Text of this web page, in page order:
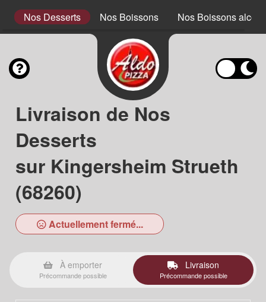
Nos Desserts Nos Boissons Nos Boissons
Livraison de Nos
Desserts
sur Kingersheim Strueth
(68260)
Actuellement fermé...
À emporter
Précommande possible
Livraison
Précommande possible